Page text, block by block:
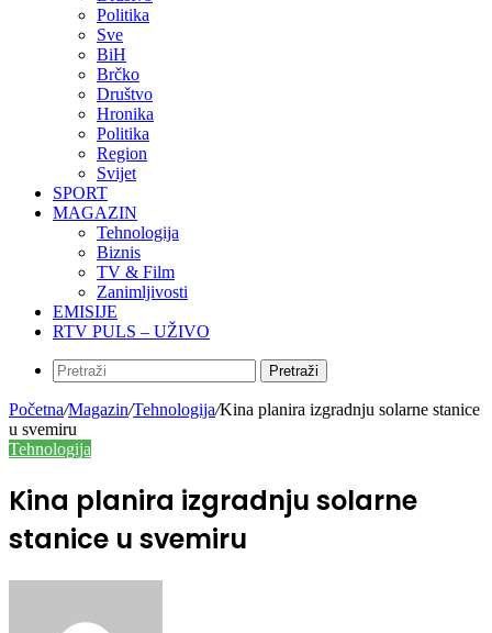
Politika
Sve
BiH
Brčko
Društvo
Hronika
Politika
Region
Svijet
SPORT
MAGAZIN
Tehnologija
Biznis
TV & Film
Zanimljivosti
EMISIJE
RTV PULS – UŽIVO
Pretraži
Početna/Magazin/Tehnologija/Kina planira izgradnju solarne stanice
u svemiru
Tehnologija
Kina planira izgradnju solarne
stanice u svemiru